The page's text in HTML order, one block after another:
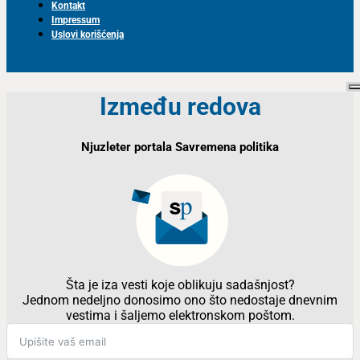
Kontakt
Impressum
Uslovi korišćenja
Između redova
Njuzleter portala Savremena politika
Šta je iza vesti koje oblikuju sadašnjost?
Jednom nedeljno donosimo ono što nedostaje dnevnim
vestima i šaljemo elektronskom poštom.